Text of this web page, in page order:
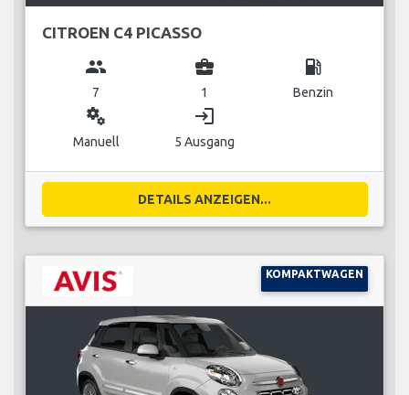
CITROEN C4 PICASSO
group
7
business_center
1
local_gas_station
Benzin
miscellaneous_services
Manuell
login
5 Ausgang
DETAILS ANZEIGEN...
KOMPAKTWAGEN